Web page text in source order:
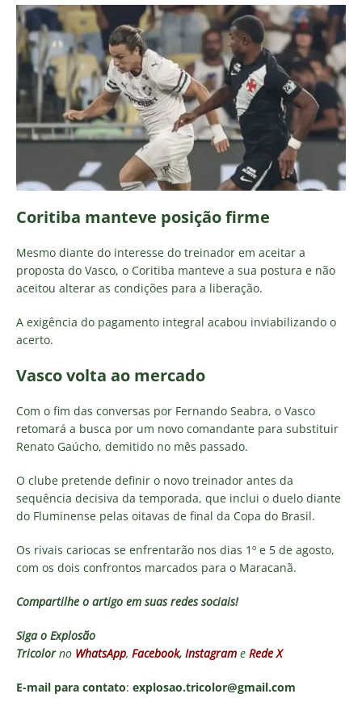
Coritiba manteve posição firme
Mesmo diante do interesse do treinador em aceitar a
proposta do Vasco, o Coritiba manteve a sua postura e não
aceitou alterar as condições para a liberação.
A exigência do pagamento integral acabou inviabilizando o
acerto.
Vasco volta ao mercado
Com o fim das conversas por Fernando Seabra, o Vasco
retomará a busca por um novo comandante para substituir
Renato Gaúcho, demitido no mês passado.
O clube pretende definir o novo treinador antes da
sequência decisiva da temporada, que inclui o duelo diante
do Fluminense pelas oitavas de final da Copa do Brasil.
Os rivais cariocas se enfrentarão nos dias 1º e 5 de agosto,
com os dois confrontos marcados para o Maracanã.
Compartilhe o artigo em suas redes sociais!
Siga o Explosão
Tricolorno WhatsApp, Facebook, Instagram e Rede X
E-mail para contato: explosao.tricolor@gmail.com